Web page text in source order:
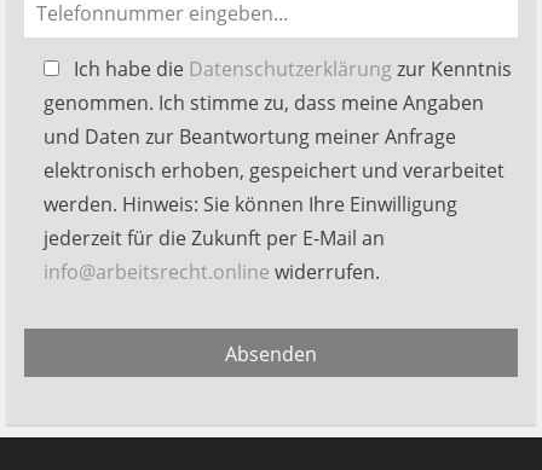
Bitte
lasse
dieses
Feld
leer.
Ich habe die Datenschutzerklärungzur Kenntnis
genommen. Ich stimme zu, dass meine Angaben
und Daten zur Beantwortung meiner Anfrage
elektronisch erhoben, gespeichert und verarbeitet
werden. Hinweis: Sie können Ihre Einwilligung
jederzeit für die Zukunft per E-Mail an
info@arbeitsrecht.online widerrufen.
Absenden